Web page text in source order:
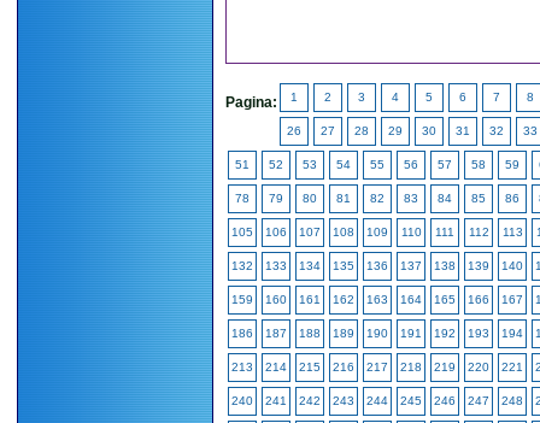
Pagina: 1 2 3 4 5 6 7 8
26 27 28 29 30 31 32 33
51 52 53 54 55 56 57 58 59
78 79 80 81 82 83 84 85 86
105 106 107 108 109 110 111 112 113
132 133 134 135 136 137 138 139 140
159 160 161 162 163 164 165 166 167
186 187 188 189 190 191 192 193 194
213 214 215 216 217 218 219 220 221
240 241 242 243 244 245 246 247 248